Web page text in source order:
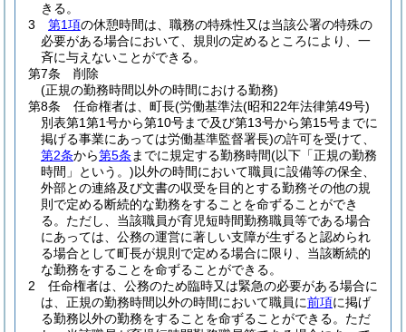
きる。
3
第1項の休憩時間は、職務の特殊性又は当該公署の特殊の
必要がある場合において、規則の定めるところにより、一
斉に与えないことができる。
第7条
削除
(正規の勤務時間以外の時間における勤務)
第8条
任命権者は、町長(労働基準法(昭和22年法律第49号)
別表第1第1号から第10号まで及び第13号から第15号までに
掲げる事業にあっては労働基準監督署長)の許可を受けて、
第2条から第5条 までに規定する勤務時間(以下「正規の勤務
時間」という。)以外の時間において職員に設備等の保全、
外部との連絡及び文書の収受を目的とする勤務その他の規
則で定める断続的な勤務をすることを命ずることができ
る。 ただし、当該職員が育児短時間勤務職員等である場合
にあっては、公務の運営に著しい支障が生ずると認められ
る場合として町長が規則で定める場合に限り、当該断続的
な勤務をすることを命ずることができる。
2
任命権者は、公務のため臨時又は緊急の必要がある場合に
は、正規の勤務時間以外の時間において職員に前項に掲げ
る勤務以外の勤務をすることを命ずることができる。 ただ